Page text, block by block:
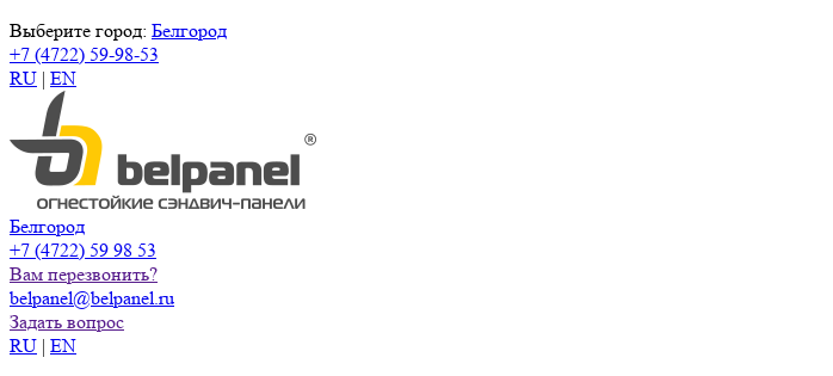
Выберите город: Белгород
+7 (4722) 59-98-53
RU | EN
Белгород
+7 (4722) 59 98 53
Вам перезвонить?
belpanel@belpanel.ru
Задать вопрос
RU | EN